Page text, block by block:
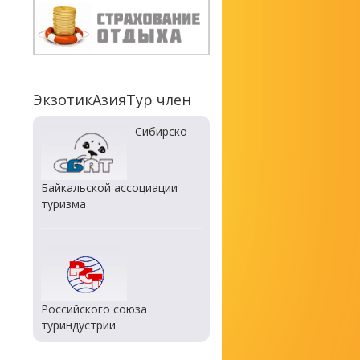
ЭкзотикАзияТур член
Сибирско-
Байкальской ассоциации
туризма
Российского союза
туриндустрии